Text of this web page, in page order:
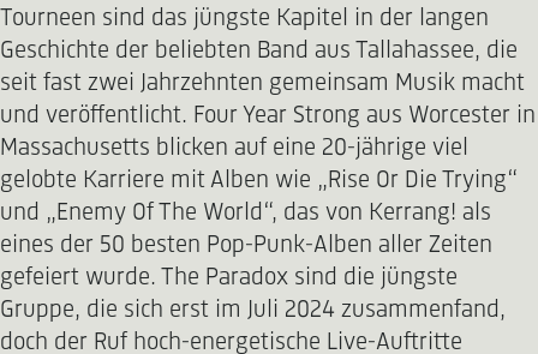
Tourneen sind das jüngste Kapitel in der langen
Geschichte der beliebten Band aus Tallahassee, die
seit fast zwei Jahrzehnten gemeinsam Musik macht
und veröffentlicht. Four Year Strong aus Worcester in
Massachusetts blicken auf eine 20-jährige viel
gelobte Karriere mit Alben wie „Rise Or Die Trying“
und „Enemy Of The World“, das von Kerrang! als
eines der 50 besten Pop-Punk-Alben aller Zeiten
gefeiert wurde. The Paradox sind die jüngste
Gruppe, die sich erst im Juli 2024 zusammenfand,
doch der Ruf hoch-energetische Live-Auftritte